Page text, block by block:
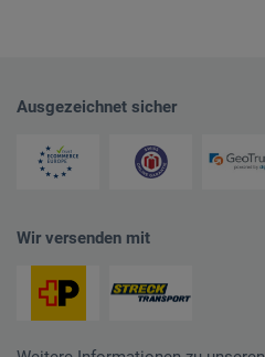
Ausgezeichnet sicher
Wir versenden mit